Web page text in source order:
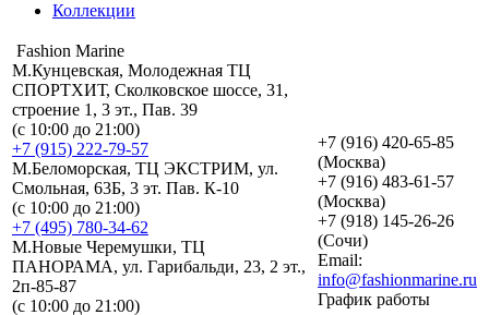
Коллекции
Fashion Marine
М.Кунцевская, Молодежная ТЦ
СПОРТХИТ, Сколковское шоссе, 31,
строение 1, 3 эт., Пав. 39
(с 10:00 до 21:00)
+7 (915) 222-79-57
М.Беломорская, ТЦ ЭКСТРИМ, ул.
Смольная, 63Б, 3 эт. Пав. К-10
(с 10:00 до 21:00)
+7 (495) 780-34-62
М.Новые Черемушки, ТЦ
ПАНОРАМА, ул. Гарибальди, 23, 2 эт.,
2п-85-87
(с 10:00 до 21:00)
+7 (916) 420-65-85
(Москва)
+7 (916) 483-61-57
(Москва)
+7 (918) 145-26-26
(Сочи)
Email:
info@fashionmarine.ru
График работы